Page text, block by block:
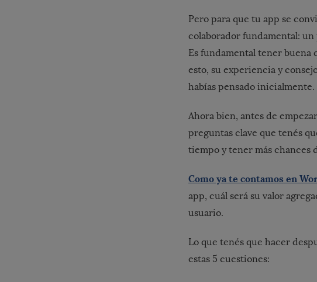
Pero para que tu app se
colaborador fundamental:
Es fundamental tener buena
esto, su experiencia y
habías pensado inicialmente.
Ahora bien, antes de
preguntas clave que tenés
tiempo y tener más chances
Como ya te contamos en
app, cuál será su valor
usuario.
Lo que tenés que hacer
estas 5 cuestiones: